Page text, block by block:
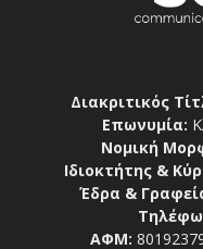
Διακριτικός
Επωνυμία:
Νομική
Ιδιοκτήτης &
Έδρα &
ΑΦΜ: